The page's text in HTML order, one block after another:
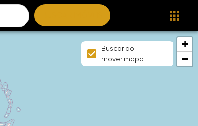
+
−
Buscar ao
mover mapa